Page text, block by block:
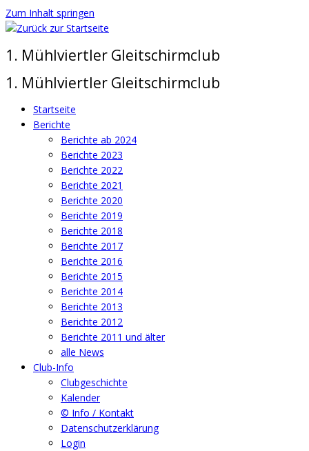
Zum Inhalt springen
1. Mühlviertler Gleitschirmclub
1. Mühlviertler Gleitschirmclub
Startseite
Berichte
Berichte ab 2024
Berichte 2023
Berichte 2022
Berichte 2021
Berichte 2020
Berichte 2019
Berichte 2018
Berichte 2017
Berichte 2016
Berichte 2015
Berichte 2014
Berichte 2013
Berichte 2012
Berichte 2011 und älter
alle News
Club-Info
Clubgeschichte
Kalender
© Info / Kontakt
Datenschutzerklärung
Login